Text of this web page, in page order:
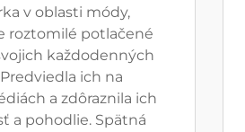
v oblasti módy,
roztomilé potlačené
každodenných
ich na
a zdôraznila ich
a pohodlie. Spätná